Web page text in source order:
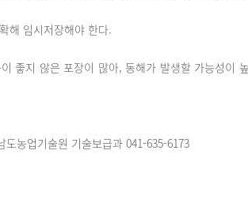
해 임시저장해야 한다.
좋지 않은 포장이 많아, 동해가 발생할 가능성이
도농업기술원 기술보급과 041-635-6173